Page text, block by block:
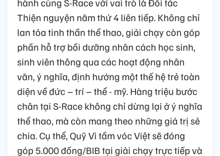
Thiện nguyện năm thứ 4 liên tiếp. Không chỉ
lan tỏa tinh thần thể thao, giải chạy còn góp
phần hỗ trợ bồi dưỡng nhân cách học sinh,
sinh viên thông qua các hoạt động nhân
văn, ý nghĩa, định hướng một thế hệ trẻ toàn
diện về đức – trí – thể - mỹ. Hàng triệu bước
chân tại S-Race không chỉ dừng lại ở ý nghĩa
thể thao, mà còn mang theo những giá trị sẻ
chia. Cụ thể, Quỹ Vì tầm vóc Việt sẽ đóng
góp 5.000 đồng/BIB tại giải chạy trực tiếp và